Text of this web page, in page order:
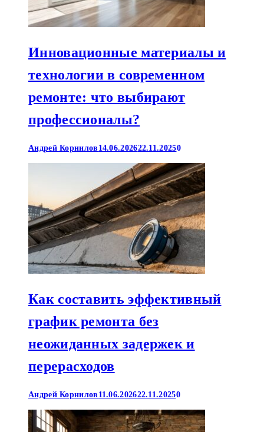
Инновационные материалы и
технологии в современном
ремонте: что выбирают
профессионалы?
Андрей Корнилов 14.06.202622.11.20250
Как составить эффективный
график ремонта без
неожиданных задержек и
перерасходов
Андрей Корнилов 11.06.202622.11.20250